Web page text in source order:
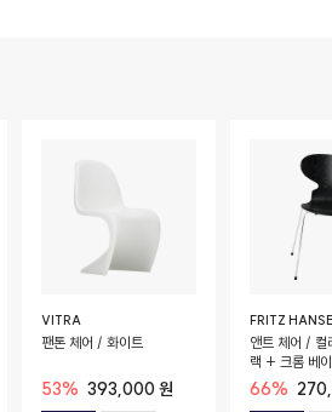
VITRA
팬톤 체어 / 화이트
53% 393,000 원
FRITZ
앤트 체어 /
랙 + 크롬 베
66%